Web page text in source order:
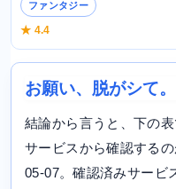
ファンタジー
★ 4.4
お願い、脱がシて
結論から言うと、下の
サービスから確認する
05-07。確認済みサービ